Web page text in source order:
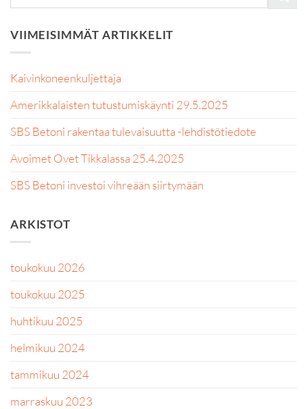
VIIMEISIMMÄT ARTIKKELIT
Kaivinkoneenkuljettaja
Amerikkalaisten tutustumiskäynti 29.5.2025
SBS Betoni rakentaa tulevaisuutta -lehdistötiedote
Avoimet Ovet Tikkalassa 25.4.2025
SBS Betoni investoi vihreään siirtymään
ARKISTOT
toukokuu 2026
toukokuu 2025
huhtikuu 2025
helmikuu 2024
tammikuu 2024
marraskuu 2023